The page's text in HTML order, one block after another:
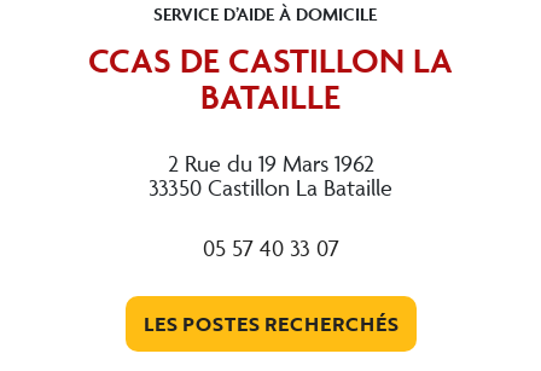
SERVICE D’AIDE À DOMICILE
CCAS DE CASTILLON LA
BATAILLE
2 Rue du 19 Mars 1962
33350 Castillon La Bataille
05 57 40 33 07
LES POSTES RECHERCHÉS